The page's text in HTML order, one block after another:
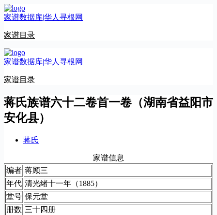
跳
至
容
家谱数据库|华人寻根网
家谱目录
家谱数据库|华人寻根网
家谱目录
蒋氏族谱六十二卷首一卷（湖南省益阳市
安化县）
蒋氏
家谱信息
编者 蒋顾三
年代 清光绪十一年（1885）
堂号 保元堂
册数 三十四册